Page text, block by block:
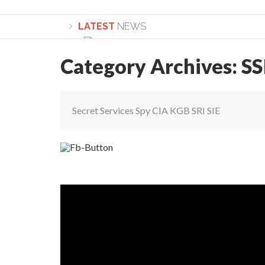
LATEST NEWS
Lepădarea de sine și urmarea lui Hristos.
Academia Române revine în cazul
La Mulți Ani, Eugen Mihăescu!
Nu vă fie frică! FOTO și VIDEO cu Corneliu
Category Archives:
Secret Services Spy CIA KGB SRI SIE